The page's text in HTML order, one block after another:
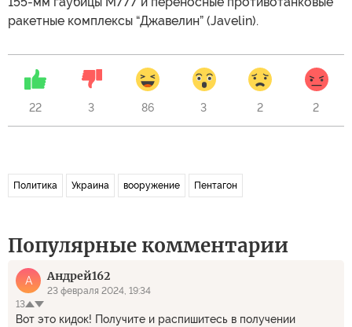
ракетные комплексы “Джавелин” (Javelin).
22 3 86 3 2 2
Политика Украина вооружение Пентагон
Популярные комментарии
А Андрей162
23 февраля 2024, 19:34
13
Вот это кидок! Получите и распишитесь в получении